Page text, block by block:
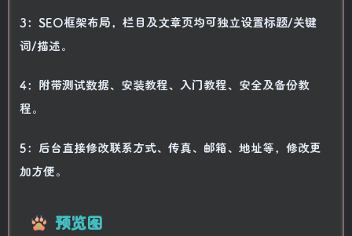
3：SEO框架布局，栏目及文章页均可独立设置标题/关键
词/描述。
4：附带测试数据、安装教程、入门教程、安全及备份教
程。
5：后台直接修改联系方式、传真、邮箱、地址等，修改更
加方便。
预览图